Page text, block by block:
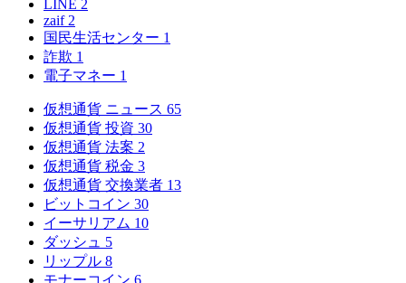
LINE 2
zaif 2
国民生活センター 1
詐欺 1
電子マネー 1
仮想通貨 ニュース 65
仮想通貨 投資 30
仮想通貨 法案 2
仮想通貨 税金 3
仮想通貨 交換業者 13
ビットコイン 30
イーサリアム 10
ダッシュ 5
リップル 8
モナーコイン 6